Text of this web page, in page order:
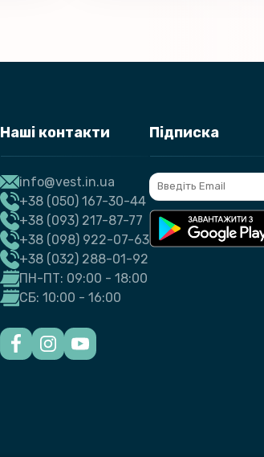
Наші контакти
info@vest.in.ua
+38 (050) 167-30-44
+38 (093) 217-87-77
+38 (098) 922-07-63
+38 (032) 288-01-92
ПН-ПТ: 09:00 - 18:00
СБ: 10:00 - 16:00
Підписка